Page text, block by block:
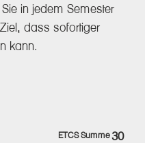
in jedem Semester
dass sofortiger
kann.
ETCS Summe30